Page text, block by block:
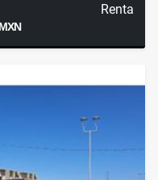
Renta
MXN